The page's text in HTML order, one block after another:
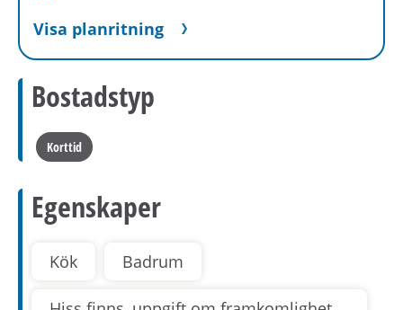
Visa planritning
Bostadstyp
Korttid
Egenskaper
Kök Badrum